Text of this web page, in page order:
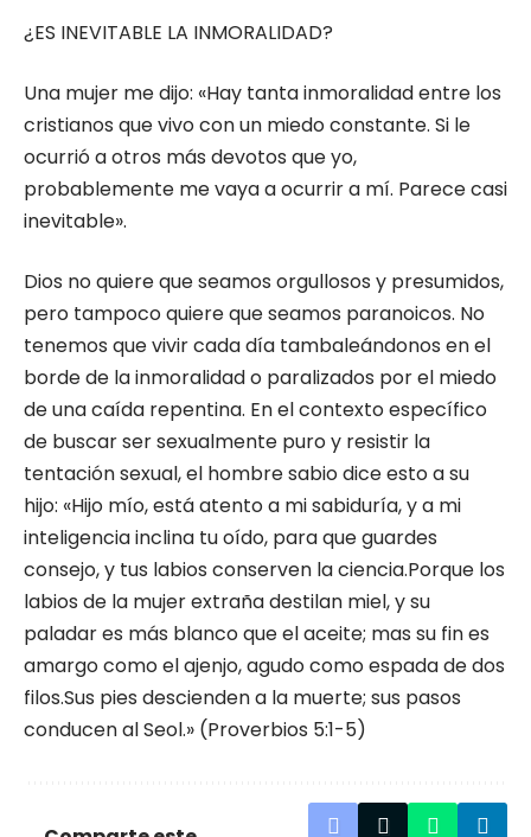
¿ES INEVITABLE LA INMORALIDAD?
Una mujer me dijo: «Hay tanta inmoralidad entre los
cristianos que vivo con un miedo constante. Si le
ocurrió a otros más devotos que yo,
probablemente me vaya a ocurrir a mí. Parece casi
inevitable».
Dios no quiere que seamos orgullosos y presumidos,
pero tampoco quiere que seamos paranoicos. No
tenemos que vivir cada día tambaleándonos en el
borde de la inmoralidad o paralizados por el miedo
de una caída repentina. En el contexto específico
de buscar ser sexualmente puro y resistir la
tentación sexual, el hombre sabio dice esto a su
hijo: «Hijo mío, está atento a mi sabiduría, y a mi
inteligencia inclina tu oído, para que guardes
consejo, y tus labios conserven la ciencia.Porque los
labios de la mujer extraña destilan miel, y su
paladar es más blanco que el aceite; mas su fin es
amargo como el ajenjo, agudo como espada de dos
filos.Sus pies descienden a la muerte; sus pasos
conducen al Seol.» (Proverbios 5:1-5)